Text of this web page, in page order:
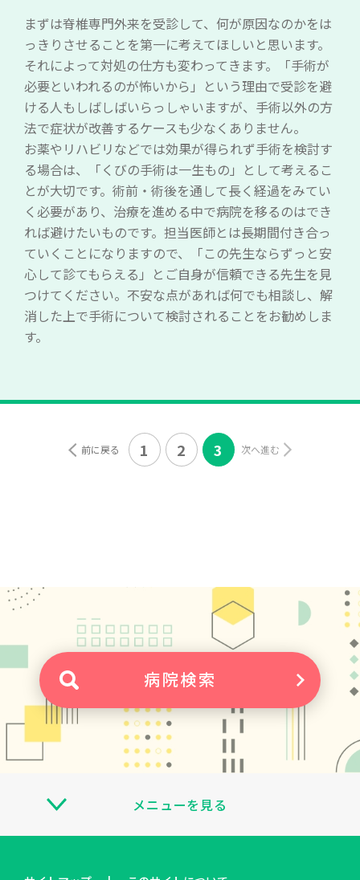
まずは脊椎専門外来を受診して、何が原因なのかをは
っきりさせることを第一に考えてほしいと思います。
それによって対処の仕方も変わってきます。「手術が
必要といわれるのが怖いから」という理由で受診を避
ける人もしばしばいらっしゃいますが、手術以外の方
法で症状が改善するケースも少なくありません。
お薬やリハビリなどでは効果が得られず手術を検討す
る場合は、「くびの手術は一生もの」として考えるこ
とが大切です。術前・術後を通して長く経過をみてい
く必要があり、治療を進める中で病院を移るのはでき
れば避けたいものです。担当医師とは長期間付き合っ
ていくことになりますので、「この先生ならずっと安
心して診てもらえる」とご自身が信頼できる先生を見
つけてください。不安な点があれば何でも相談し、解
消した上で手術について検討されることをお勧めしま
す。
前に戻る 1 2 3 次へ進む
病院検索
メニューを見る